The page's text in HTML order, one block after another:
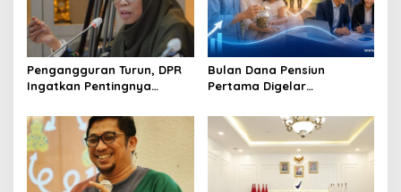
Pengangguran Turun, DPR
Ingatkan Pentingnya
yang Layak
Bulan Dana Pensiun
Pertama Digelar
Perkuat Ekosistem Pensiun
Berkelanjutan